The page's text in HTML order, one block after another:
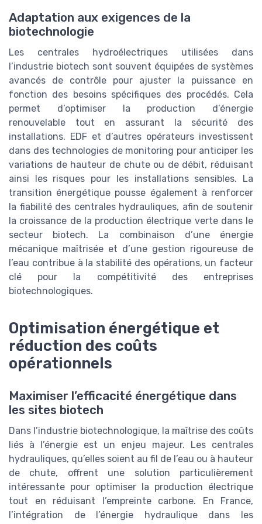
Adaptation aux exigences de la
biotechnologie
Les centrales hydroélectriques utilisées dans
l’industrie biotech sont souvent équipées de systèmes
avancés de contrôle pour ajuster la puissance en
fonction des besoins spécifiques des procédés. Cela
permet d’optimiser la production d’énergie
renouvelable tout en assurant la sécurité des
installations. EDF et d’autres opérateurs investissent
dans des technologies de monitoring pour anticiper les
variations de hauteur de chute ou de débit, réduisant
ainsi les risques pour les installations sensibles. La
transition énergétique pousse également à renforcer
la fiabilité des centrales hydrauliques, afin de soutenir
la croissance de la production électrique verte dans le
secteur biotech. La combinaison d’une énergie
mécanique maîtrisée et d’une gestion rigoureuse de
l’eau contribue à la stabilité des opérations, un facteur
clé pour la compétitivité des entreprises
biotechnologiques.
Optimisation énergétique et
réduction des coûts
opérationnels
Maximiser l’efficacité énergétique dans
les sites biotech
Dans l’industrie biotechnologique, la maîtrise des coûts
liés à l’énergie est un enjeu majeur. Les centrales
hydrauliques, qu’elles soient au fil de l’eau ou à hauteur
de chute, offrent une solution particulièrement
intéressante pour optimiser la production électrique
tout en réduisant l’empreinte carbone. En France,
l’intégration de l’énergie hydraulique dans les